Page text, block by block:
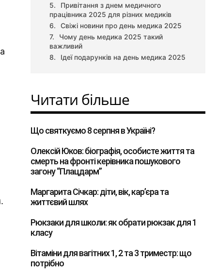
Привітання з днем медичного
працівника 2025 для різних медиків
Свіжі новини про день медика 2025
Чому день медика 2025 такий
важливий
Ідеї подарунків на день медика 2025
Читати більше
Що святкуємо 8 серпня в Україні?
Олексій Юков: біографія, особисте життя та
смерть на фронті керівника пошукового
загону “Плацдарм”
Маргарита Січкар: діти, вік, кар’єра та
життєвий шлях
Рюкзаки для школи: як обрати рюкзак для 1
класу
Вітаміни для вагітних 1, 2 та 3 триместр: що
потрібно